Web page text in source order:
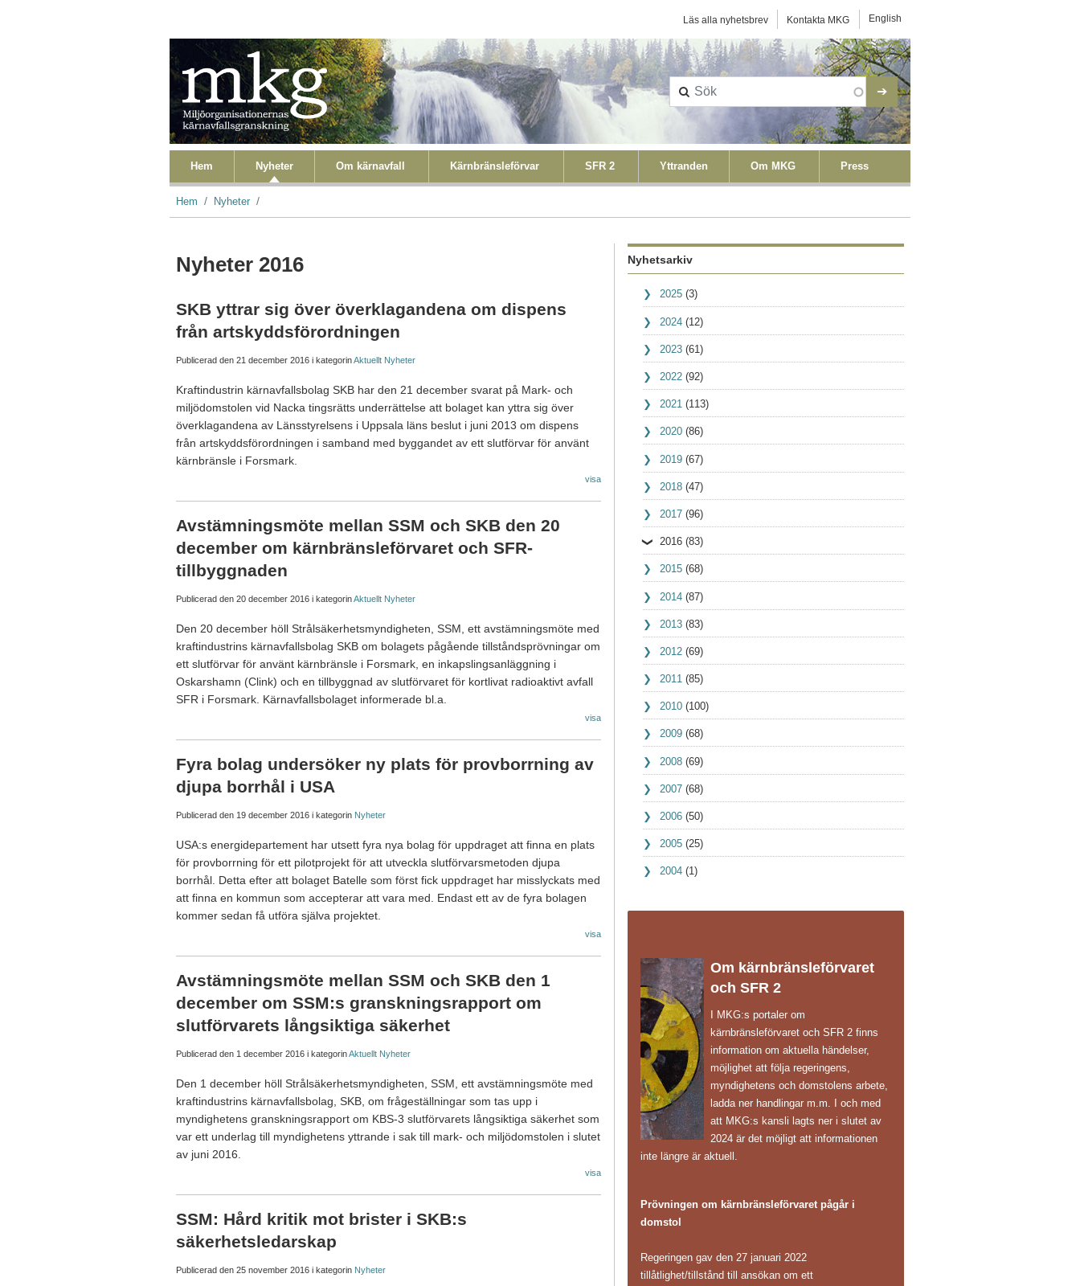
Läs alla nyhetsbrev Kontakta MKG English
Primära länkar
Hem Nyheter Om kärnavfall Kärnbränsleförvar SFR 2 Yttranden Om MKG Press
Länkstig
Hem Nyheter
Nyheter 2016
SKB yttrar sig över överklagandena om dispens
från artskyddsförordningen
Publicerad den 21 december 2016 i kategorinAktuellt Nyheter
Kraftindustrin kärnavfallsbolag SKB har den 21 december svarat på Mark- och
miljödomstolen vid Nacka tingsrätts underrättelse att bolaget kan yttra sig över
överklagandena av Länsstyrelsens i Uppsala läns beslut i juni 2013 om dispens
från artskyddsförordningen i samband med byggandet av ett slutförvar för använt
kärnbränsle i Forsmark.
visa
Avstämningsmöte mellan SSM och SKB den 20
december om kärnbränsleförvaret och SFR-
tillbyggnaden
Publicerad den 20 december 2016 i kategorinAktuellt Nyheter
Den 20 december höll Strålsäkerhetsmyndigheten, SSM, ett avstämningsmöte med
kraftindustrins kärnavfallsbolag SKB om bolagets pågående tillståndsprövningar om
ett slutförvar för använt kärnbränsle i Forsmark, en inkapslingsanläggning i
Oskarshamn (Clink) och en tillbyggnad av slutförvaret för kortlivat radioaktivt avfall
SFR i Forsmark. Kärnavfallsbolaget informerade bl.a.
visa
Fyra bolag undersöker ny plats för provborrning av
djupa borrhål i USA
Publicerad den 19 december 2016 i kategorin Nyheter
USA:s energidepartement har utsett fyra nya bolag för uppdraget att finna en plats
för provborrning för ett pilotprojekt för att utveckla slutförvarsmetoden djupa
borrhål. Detta efter att bolaget Batelle som först fick uppdraget har misslyckats med
att finna en kommun som accepterar att vara med. Endast ett av de fyra bolagen
kommer sedan få utföra själva projektet.
visa
Avstämningsmöte mellan SSM och SKB den 1
december om SSM:s granskningsrapport om
slutförvarets långsiktiga säkerhet
Publicerad den 1 december 2016 i kategorinAktuellt Nyheter
Den 1 december höll Strålsäkerhetsmyndigheten, SSM, ett avstämningsmöte med
kraftindustrins kärnavfallsbolag, SKB, om frågeställningar som tas upp i
myndighetens granskningsrapport om KBS-3 slutförvarets långsiktiga säkerhet som
var ett underlag till myndighetens yttrande i sak till mark- och miljödomstolen i slutet
av juni 2016.
visa
SSM: Hård kritik mot brister i SKB:s
säkerhetsledarskap
Publicerad den 25 november 2016 i kategorin Nyheter
Nyhetsarkiv
2025 (3)
2024 (12)
2023 (61)
2022 (92)
2021 (113)
2020 (86)
2019 (67)
2018 (47)
2017 (96)
2016 (83)
2015 (68)
2014 (87)
2013 (83)
2012 (69)
2011 (85)
2010 (100)
2009 (68)
2008 (69)
2007 (68)
2006 (50)
2005 (25)
2004 (1)
Om kärnbränsleförvaret
och SFR 2
I MKG:s portaler om
kärnbränsleförvaret och SFR 2 finns
information om aktuella händelser,
möjlighet att följa regeringens,
myndighetens och domstolens arbete,
ladda ner handlingar m.m. I och med
att MKG:s kansli lagts ner i slutet av
2024 är det möjligt att informationen
inte längre är aktuell.
Prövningen om kärnbränsleförvaret pågår i
domstol
Regeringen gav den 27 januari 2022
tillåtlighet/tillstånd till ansökan om ett